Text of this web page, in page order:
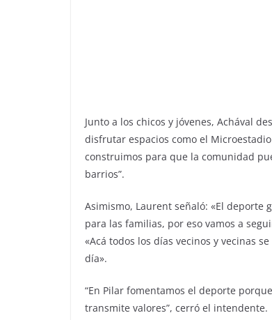
Junto a los chicos y jóvenes, Achával
disfrutar espacios como el
construimos para que la comunidad
barrios”.
Asimismo, Laurent señaló: «El
para las familias, por eso vamos a
«Acá todos los días vecinos y vecinas
día».
“En Pilar fomentamos el deporte
transmite valores”, cerró el intendente.